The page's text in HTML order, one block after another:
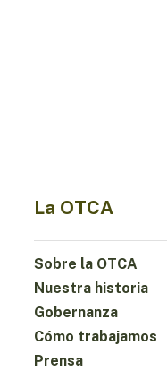
La OTCA
Sobre la OTCA
Nuestra historia
Gobernanza
Cómo trabajamos
Prensa